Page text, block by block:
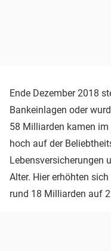
Ende Dezember 2018
Bankeinlagen oder
58 Milliarden kamen
hoch auf der
Lebensversicherungen
Alter. Hier erhöhten
rund 18 Milliarden auf